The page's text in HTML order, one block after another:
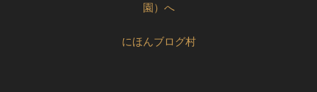
にほんブログ村